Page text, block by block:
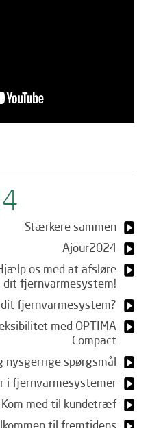
Stærkere sammen
Ajour2024
os med at afsløre
fjernvarmesystem!
fjernvarmesystem?
med OPTIMA
Compact
nysgerrige spørgsmål
i fjernvarmesystemer
Kom med til kundetræf
til fremtidens